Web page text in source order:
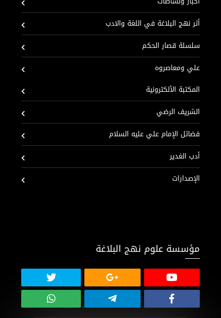
أثر نهج البلاغة في اللغة والادب
سلسلة قصار الحكم
علي ومعاصروه
المكتبة الألكترونية
الشريف الرضي
فضائل الإمام علي عليه السلام
أدب الغدير
الإصدارات
مؤسسة علوم نهج البلاغة